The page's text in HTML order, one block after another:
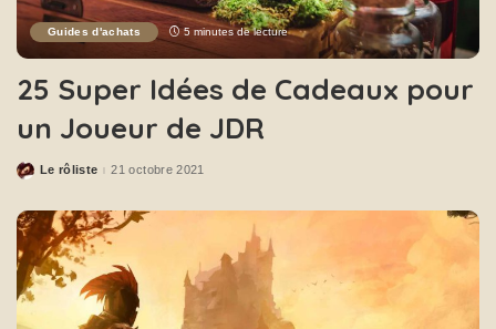
Guides d'achats 5 minutes de lecture
25 Super Idées de Cadeaux pour
un Joueur de JDR
Le rôliste 21 octobre 2021